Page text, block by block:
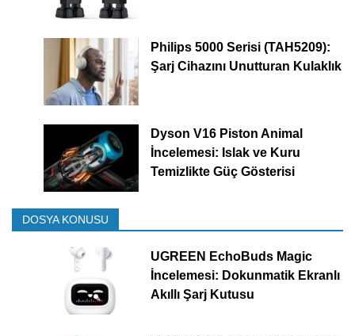
Philips 5000 Serisi (TAH5209):
Şarj Cihazını Unutturan Kulaklık
Dyson V16 Piston Animal
İncelemesi: Islak ve Kuru
Temizlikte Güç Gösterisi
DOSYA KONUSU
UGREEN EchoBuds Magic
İncelemesi: Dokunmatik Ekranlı
Akıllı Şarj Kutusu